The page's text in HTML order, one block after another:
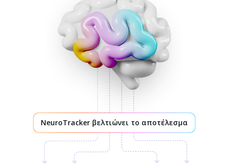
NeuroTracker βελτιώνει το αποτέλεσμα